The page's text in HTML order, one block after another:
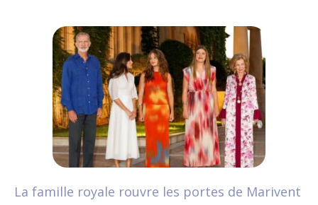
La famille royale rouvre les portes de Marivent